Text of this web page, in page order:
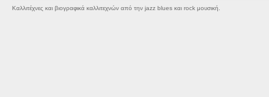
Καλλιτέχνες και βιογραφικά καλλιτεχνών από την jazz blues και rock μουσική.